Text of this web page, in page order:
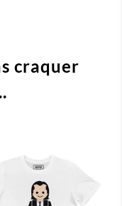
craquer